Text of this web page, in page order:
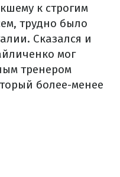
к строгим
трудно было
Сказался и
мог
тренером
более-менее